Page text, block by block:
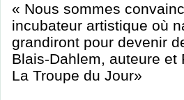
« Nous sommes
incubateur artistique où
grandiront pour devenir
Blais-Dahlem, auteure
La Troupe du Jour»